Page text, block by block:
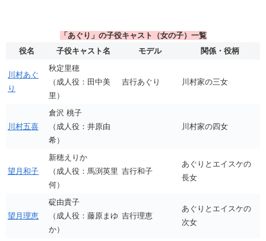
「あぐり」の子役キャスト（女の子）一覧
役名
子役キャスト名 モデル 関係・役柄
川村あぐ
り
秋定里穂
（成人役：田中美
里）
吉行あぐり 川村家の三女
川村五喜
倉沢 桃子
（成人役：井原由
希）
川村家の四女
望月和子
新穂えりか
（成人役：馬渕英里
何）
吉行和子
あぐりとエイスケの
長女
望月理恵
碇由貴子
（成人役：藤原まゆ
か）
吉行理恵
あぐりとエイスケの
次女